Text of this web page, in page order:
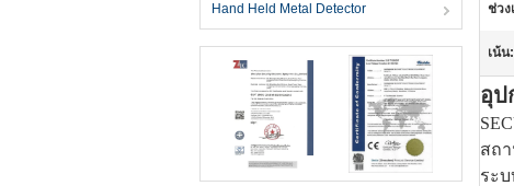
Hand Held Metal Detector ช่วง
เน้น:
อุป
สถ
ระ